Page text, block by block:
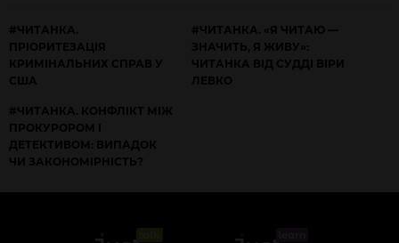
#ЧИТАНКА.
ПРІОРИТЕЗАЦІЯ
КРИМІНАЛЬНИХ СПРАВ У
США
#ЧИТАНКА. «Я ЧИТАЮ —
ЗНАЧИТЬ, Я ЖИВУ»:
ЧИТАНКА ВІД СУДДІ ВІРИ
ЛЕВКО
#ЧИТАНКА. КОНФЛІКТ МІЖ
ПРОКУРОРОМ І
ДЕТЕКТИВОМ: ВИПАДОК
ЧИ ЗАКОНОМІРНІСТЬ?